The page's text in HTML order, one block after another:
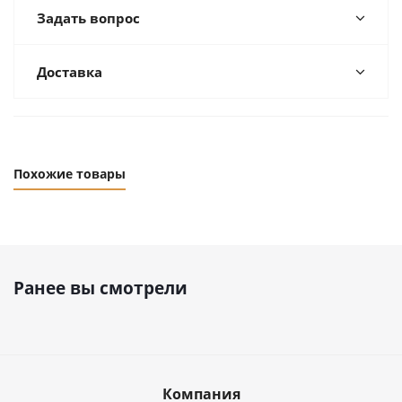
Задать вопрос
Доставка
Похожие товары
Ранее вы смотрели
Компания